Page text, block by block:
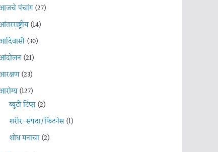
पंचांग(27)
(14)
(30)
(21)
(23)
(127)
ब्युटी टिप्स(2)
शरीर-संपदा/फिटनेस(1)
शोध मनाचा(2)